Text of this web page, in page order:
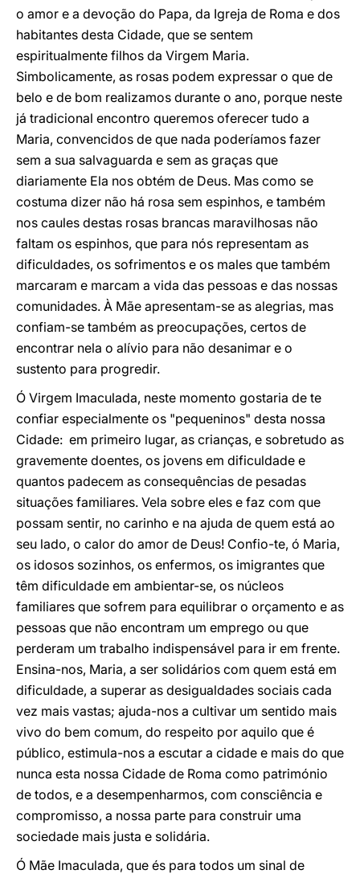
o amor e a devoção do Papa, da Igreja de Roma e dos
habitantes desta Cidade, que se sentem
espiritualmente filhos da Virgem Maria.
Simbolicamente, as rosas podem expressar o que de
belo e de bom realizamos durante o ano, porque neste
já tradicional encontro queremos oferecer tudo a
Maria, convencidos de que nada poderíamos fazer
sem a sua salvaguarda e sem as graças que
diariamente Ela nos obtém de Deus. Mas como se
costuma dizer não há rosa sem espinhos, e também
nos caules destas rosas brancas maravilhosas não
faltam os espinhos, que para nós representam as
dificuldades, os sofrimentos e os males que também
marcaram e marcam a vida das pessoas e das nossas
comunidades. À Mãe apresentam-se as alegrias, mas
confiam-se também as preocupações, certos de
encontrar nela o alívio para não desanimar e o
sustento para progredir.
Ó Virgem Imaculada, neste momento gostaria de te
confiar especialmente os "pequeninos" desta nossa
Cidade: em primeiro lugar, as crianças, e sobretudo as
gravemente doentes, os jovens em dificuldade e
quantos padecem as consequências de pesadas
situações familiares. Vela sobre eles e faz com que
possam sentir, no carinho e na ajuda de quem está ao
seu lado, o calor do amor de Deus! Confio-te, ó Maria,
os idosos sozinhos, os enfermos, os imigrantes que
têm dificuldade em ambientar-se, os núcleos
familiares que sofrem para equilibrar o orçamento e as
pessoas que não encontram um emprego ou que
perderam um trabalho indispensável para ir em frente.
Ensina-nos, Maria, a ser solidários com quem está em
dificuldade, a superar as desigualdades sociais cada
vez mais vastas; ajuda-nos a cultivar um sentido mais
vivo do bem comum, do respeito por aquilo que é
público, estimula-nos a escutar a cidade e mais do que
nunca esta nossa Cidade de Roma como património
de todos, e a desempenharmos, com consciência e
compromisso, a nossa parte para construir uma
sociedade mais justa e solidária.
Ó Mãe Imaculada, que és para todos um sinal de